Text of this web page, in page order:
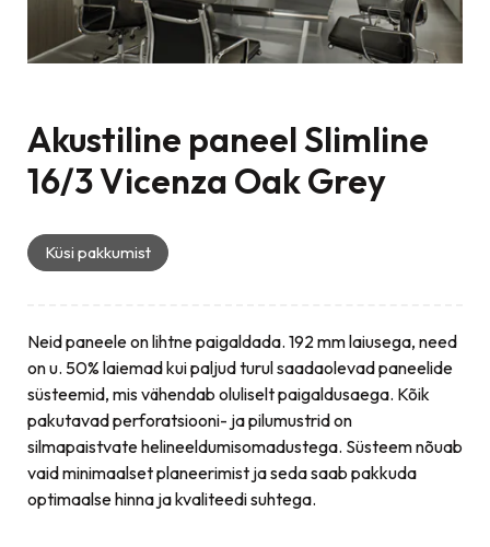
Akustiline paneel Slimline
16/3 Vicenza Oak Grey
Küsi pakkumist
Neid paneele on lihtne paigaldada. 192 mm laiusega, need
on u. 50% laiemad kui paljud turul saadaolevad paneelide
süsteemid, mis vähendab oluliselt paigaldusaega. Kõik
pakutavad perforatsiooni- ja pilumustrid on
silmapaistvate helineeldumisomadustega. Süsteem nõuab
vaid minimaalset planeerimist ja seda saab pakkuda
optimaalse hinna ja kvaliteedi suhtega.